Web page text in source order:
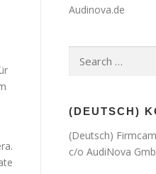
Audinova.de
for:
(DEUTSCH)
(Deutsch) Firmcam
c/o AudiNova